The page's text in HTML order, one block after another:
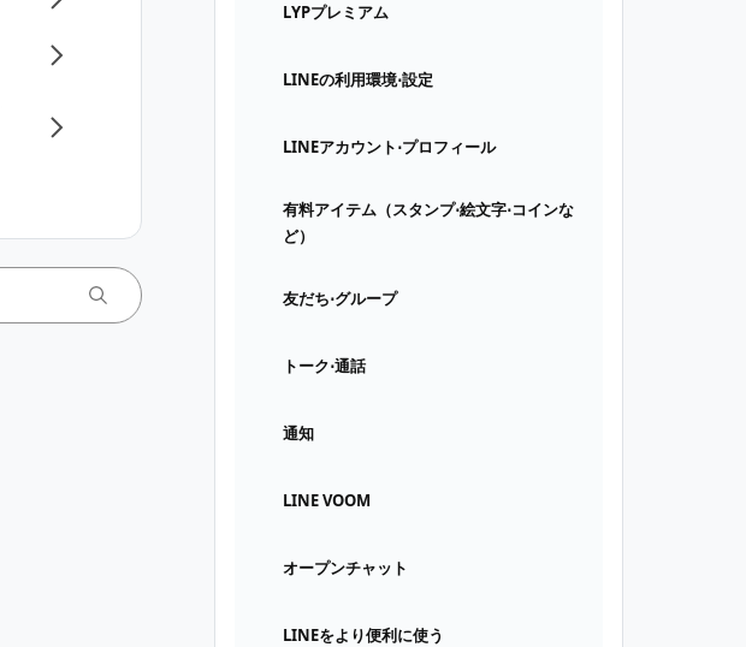
LYPプレミアム
LINEの利用環境⋅設定
LINEアカウント⋅プロフィール
有料アイテム（スタンプ⋅絵文字⋅コインな
ど）
友だち⋅グループ
トーク⋅通話
通知
LINE VOOM
オープンチャット
LINEをより便利に使う